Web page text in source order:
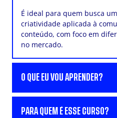
É ideal para quem busca
criatividade aplicada à
conteúdo, com foco em
no mercado.
O QUE EU VOU APRENDER?
PARA QUEM É ESSE CURSO?